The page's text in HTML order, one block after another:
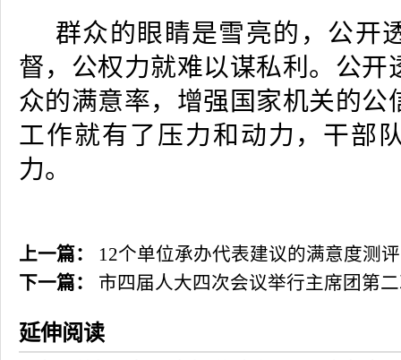
群众的眼睛是雪亮的，公开
督，公权力就难以谋私利。公开
众的满意率，增强国家机关的公
工作就有了压力和动力，干部
力。
上一篇：
12个单位承办代表建议的满意度测
下一篇：
市四届人大四次会议举行主席团第
延伸阅读